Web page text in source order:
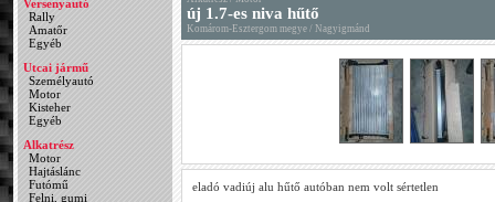
Versenyautó
Rally
Amatőr
Egyéb
Utcai jármű
Személyautó
Motor
Kisteher
Egyéb
Alkatrész
Motor
Hajtáslánc
Futómű
Felni, gumi
új 1.7-es niva hűtő
Komárom-Esztergom megye / Nagyigmánd
eladó vadiúj alu hűtő autóban nem volt sértetlen